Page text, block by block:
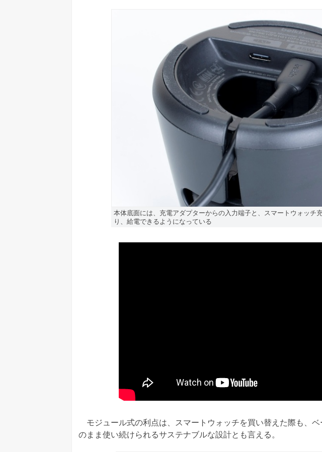
本体底面には、充電アダプターからの入力端子と、スマートウォッチ
り、給電できるようになっている
モジュール式の利点は、スマートウォッチを買い替えた際も、
のまま使い続けられるサステナブルな設計とも言える。